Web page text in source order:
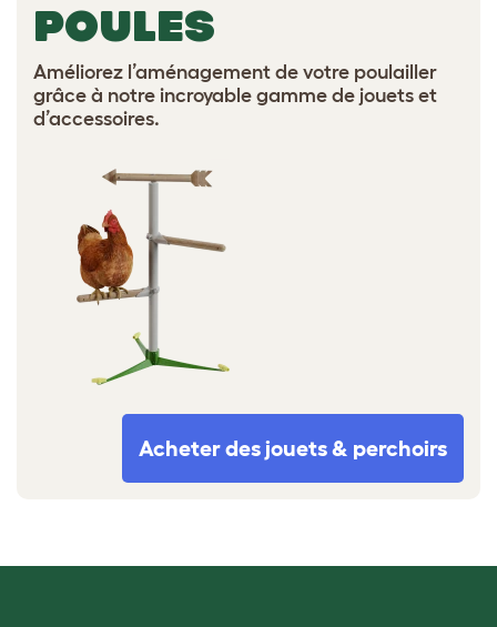
POULES
Améliorez l’aménagement de votre poulailler
grâce à notre incroyable gamme de jouets et
d’accessoires.
Acheter des jouets & perchoirs